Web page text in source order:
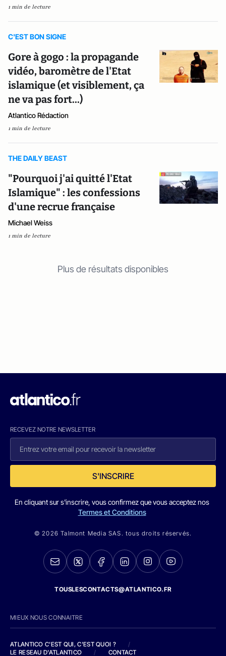
1 min de lecture
C'EST BON SIGNE
Gore à gogo : la propagande
vidéo, baromètre de l'Etat
islamique (et visiblement, ça
ne va pas fort...)
Atlantico Rédaction
1 min de lecture
THE DAILY BEAST
"Pourquoi j'ai quitté l'Etat
Islamique" : les confessions
d'une recrue française
Michael Weiss
1 min de lecture
Plus de résultats disponibles
RECEVEZ NOTRE NEWSLETTER
S'INSCRIRE
En cliquant sur s'inscrire, vous confirmez que vous acceptez nos
Termes et Conditions
© 2026 Talmont Media SAS. tous droits réservés.
TOUSLESCONTACTS@ATLANTICO.FR
MIEUX NOUS CONNAITRE
ATLANTICO C'EST QUI, C'EST QUOI ?
/
LE RESEAU D'ATLANTICO
/ CONTACT